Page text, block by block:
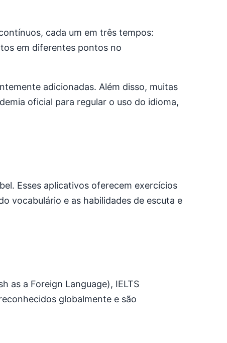
cada um em três tempos:
em diferentes pontos no
adicionadas. Além disso, muitas
oficial para regular o uso do idioma,
Esses aplicativos oferecem exercícios
vocabulário e as habilidades de escuta e
as a Foreign Language), IELTS
globalmente e são